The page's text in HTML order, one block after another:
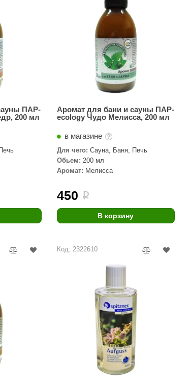
Tylo
Kvimol
ПАР-
200 мл
Аромат для бани и сауны ПАР-
ecology Чудо Мелисса, 200 мл
в магазине
Для чего: Сауна, Баня, Печь
Обьем: 200 мл
Аромат: Мелисса
450 i
В корзину
Код: 2322610